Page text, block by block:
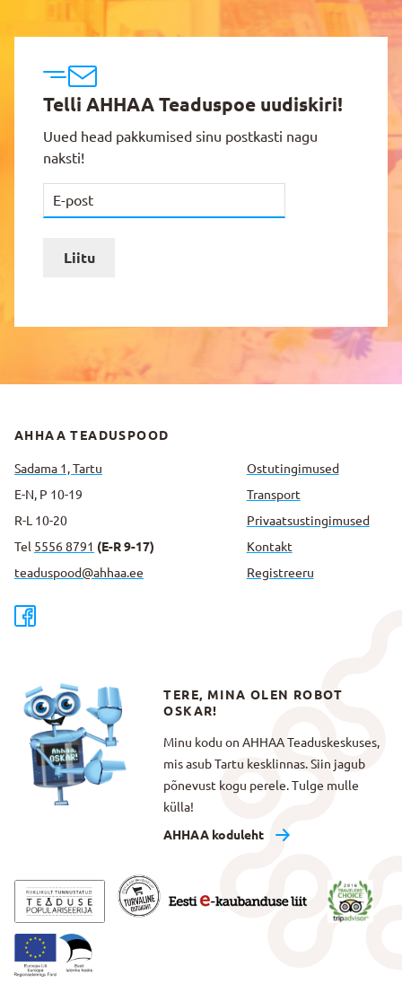
Telli AHHAA Teaduspoe uudiskiri!
Uued head pakkumised sinu postkasti nagu
naksti!
Liitu
AHHAA TEADUSPOOD
Sadama 1, Tartu
E-N, P 10-19
R-L 10-20
Tel 5556 8791 (E-R 9-17)
teaduspood@ahhaa.ee
Ostutingimused
Transport
Privaatsus­tingimused
Kontakt
Registreeru
TERE, MINA OLEN ROBOT
OSKAR!
Minu kodu on AHHAA Teaduskeskuses,
mis asub Tartu kesklinnas. Siin jagub
põnevust kogu perele. Tulge mulle
külla!
AHHAA koduleht